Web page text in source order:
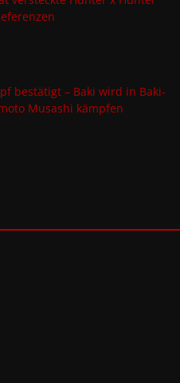
bestätigt – Baki wird in Baki-
Musashi kämpfen